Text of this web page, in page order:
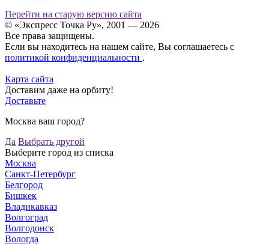
Перейти на старую версию сайта
© «Экспресс Точка Ру», 2001 — 2026
Все права защищены.
Если вы находитесь на нашем сайте, Вы соглашаетесь с
политикой конфиденциальности .
Карта сайта
Доставим даже на орбиту!
Доставьте
Москва ваш город?
Да Выбрать другой
Выберите город из списка
Москва
Санкт-Петербург
Белгород
Бишкек
Владикавказ
Волгоград
Волгодонск
Вологда